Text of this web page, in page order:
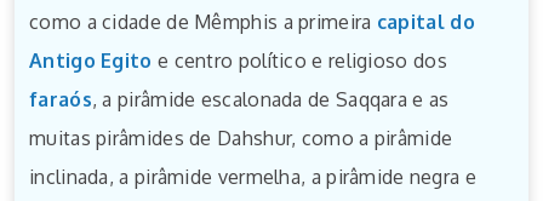
como a cidade de Mêmphis a primeira capital do
Antigo Egito e centro político e religioso dos
faraós, a pirâmide escalonada de Saqqara e as
muitas pirâmides de Dahshur, como a pirâmide
inclinada, a pirâmide vermelha, a pirâmide negra e